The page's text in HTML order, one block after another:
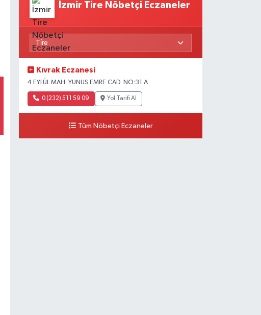
İzmir Tire Nöbetçi Eczaneler
Kıvrak Eczanesi
4 EYLÜL MAH. YUNUS EMRE CAD. NO:31 A
0 (232) 511 59 09 Yol Tarifi Al
Tüm Nöbetçi Eczaneler